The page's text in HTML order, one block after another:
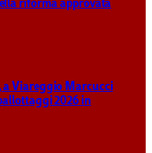
riforma approvata
a Viareggio Marcucci
2026 in